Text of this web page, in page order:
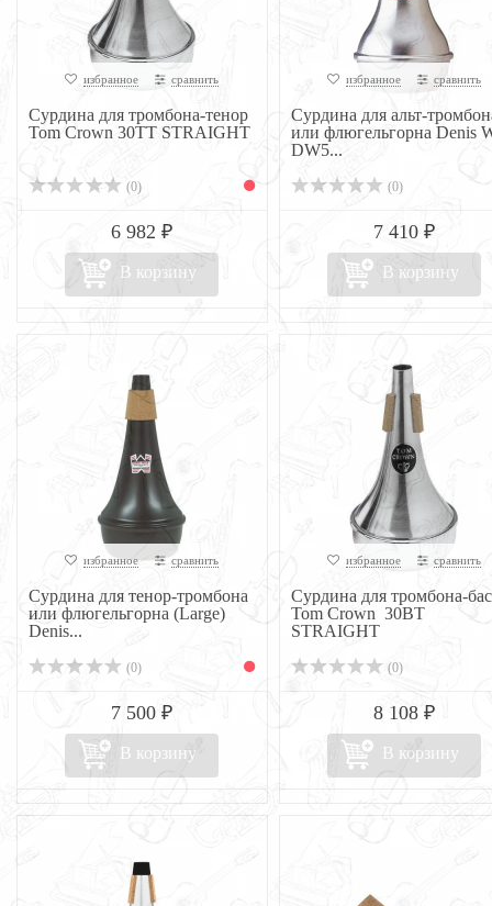
избранное сравнить
Сурдина для тромбона-тенор
Tom Crown 30TT STRAIGHT
(0)
6 982 ₽
В корзину
избранное сравнить
Сурдина для альт-
или флюгельгорна Denis
DW5...
(0)
7 410 ₽
В корзину
избранное сравнить
Сурдина для тенор-тромбона
или флюгельгорна (Large)
Denis...
(0)
7 500 ₽
В корзину
избранное сравнить
Сурдина для тромбона-бас
Tom Crown 30BT
STRAIGHT
(0)
8 108 ₽
В корзину